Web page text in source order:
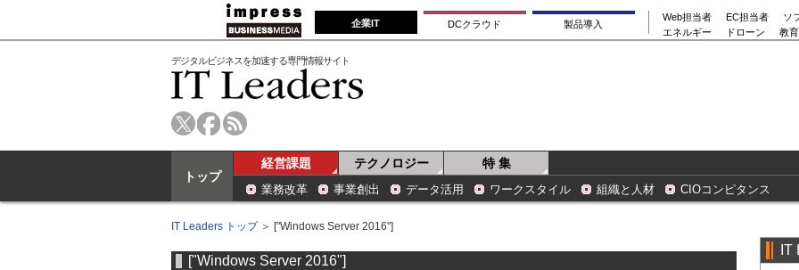
企業IT DCクラウド 製品導入
Web担当者 EC担当者
ソ
エネルギー
ドローン 教
デジタルビジネスを加速する専門情報サイト
トップ
経営課題 テクノロジー 特 集
業務改革 事業創出 データ活用 ワークスタイル 組織と人材 CIOコンピタンス
IT Leaders トップ＞ ["Windows Server 2016"]
["Windows Server 2016"]
IT